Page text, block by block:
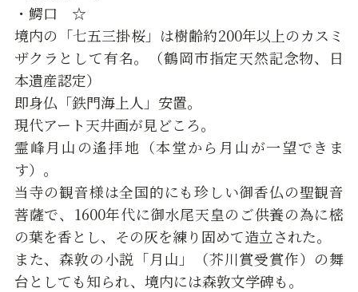
・鰐口 ☆
境内の「七五三掛桜」は樹齢約200年以上のカスミ
ザクラとして有名。（鶴岡市指定天然記念物、日
本遺産認定）
即身仏「鉄門海上人」安置。
現代アート天井画が見どころ。
霊峰月山の遙拝地（本堂から月山が一望できま
す）。
当寺の観音様は全国的にも珍しい御香仏の聖観音
菩薩で、1600年代に御水尾天皇のご供養の為に樒
の葉を香とし、その灰を練り固めて造立された。
また、森敦の小説「月山」（芥川賞受賞作）の舞
台としても知られ、境内には森敦文学碑も。